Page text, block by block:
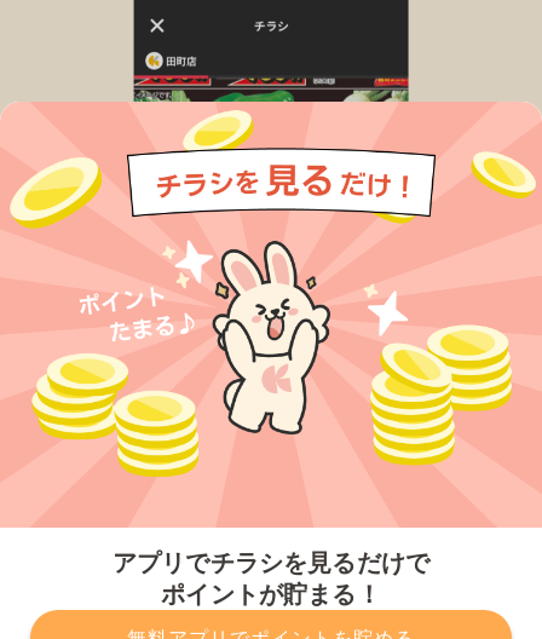
アプリでチラシを見るだけで
ポイントが貯まる！